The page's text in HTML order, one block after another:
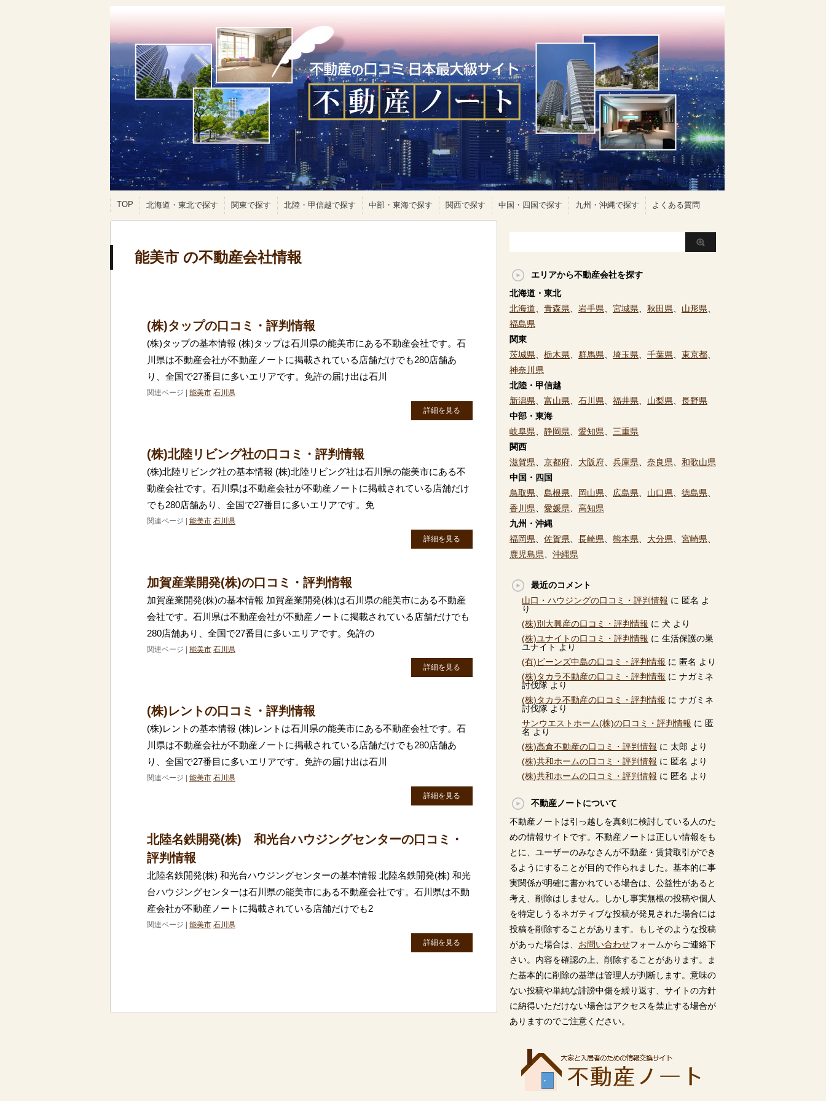
TOP 北海道・東北で探す 関東で探す 北陸・甲信越で探す 中部・東海で探す 関西で探す 中国・四国で探す 九州・沖縄で探す よくある質問
能美市 の不動産会社情報
(株)タップの口コミ・評判情報
(株)タップの基本情報 (株)タップは石川県の能美市にある不動産会社です。石
川県は不動産会社が不動産ノートに掲載されている店舗だけでも280店舗あ
り、全国で27番目に多いエリアです。免許の届け出は石川
関連ページ | 能美市 石川県
詳細を見る
(株)北陸リビング社の口コミ・評判情報
(株)北陸リビング社の基本情報 (株)北陸リビング社は石川県の能美市にある不
動産会社です。石川県は不動産会社が不動産ノートに掲載されている店舗だけ
でも280店舗あり、全国で27番目に多いエリアです。免
関連ページ | 能美市 石川県
詳細を見る
加賀産業開発(株)の口コミ・評判情報
加賀産業開発(株)の基本情報 加賀産業開発(株)は石川県の能美市にある不動産
会社です。石川県は不動産会社が不動産ノートに掲載されている店舗だけでも
280店舗あり、全国で27番目に多いエリアです。免許の
関連ページ | 能美市 石川県
詳細を見る
(株)レントの口コミ・評判情報
(株)レントの基本情報 (株)レントは石川県の能美市にある不動産会社です。石
川県は不動産会社が不動産ノートに掲載されている店舗だけでも280店舗あ
り、全国で27番目に多いエリアです。免許の届け出は石川
関連ページ | 能美市 石川県
詳細を見る
北陸名鉄開発(株) 和光台ハウジングセンターの口コミ・
評判情報
北陸名鉄開発(株) 和光台ハウジングセンターの基本情報 北陸名鉄開発(株) 和光
台ハウジングセンターは石川県の能美市にある不動産会社です。石川県は不動
産会社が不動産ノートに掲載されている店舗だけでも2
関連ページ | 能美市 石川県
詳細を見る
エリアから不動産会社を探す
北海道・東北
北海道
青森県 岩手県 宮城県 秋田県 山形県
福島県
関東
茨城県
栃木県 群馬県 埼玉県 千葉県 東京都
神奈川県
北陸・甲信越
新潟県
富山県 石川県 福井県 山梨県
長野県
中部・東海
岐阜県
静岡県 愛知県
三重県
関西
滋賀県
京都府 大阪府 兵庫県 奈良県
和歌山県
中国・四国
鳥取県
島根県 岡山県 広島県 山口県 徳島県
香川県
愛媛県
高知県
九州・沖縄
福岡県
佐賀県 長崎県 熊本県 大分県 宮崎県
鹿児島県
沖縄県
最近のコメント
山口・ハウジングの口コミ・評判情報 に 匿名 よ
り
(株)別大興産の口コミ・評判情報 に 犬 より
(株)ユナイトの口コミ・評判情報 に 生活保護の巣
ユナイト より
(有)ビーンズ中島の口コミ・評判情報 に 匿名 より
(株)タカラ不動産の口コミ・評判情報 に ナガミネ
討伐隊 より
(株)タカラ不動産の口コミ・評判情報 に ナガミネ
討伐隊 より
サンウエストホーム(株)の口コミ・評判情報 に 匿
名 より
(株)高倉不動産の口コミ・評判情報 に 太郎 より
(株)共和ホームの口コミ・評判情報 に 匿名 より
(株)共和ホームの口コミ・評判情報 に 匿名 より
不動産ノートについて
不動産ノートは引っ越しを真剣に検討している人のた
めの情報サイトです。不動産ノートは正しい情報をも
とに、ユーザーのみなさんが不動産・賃貸取引ができ
るようにすることが目的で作られました。基本的に事
実関係が明確に書かれている場合は、公益性があると
考え、削除はしません。しかし事実無根の投稿や個人
を特定しうるネガティブな投稿が発見された場合には
投稿を削除することがあります。もしそのような投稿
があった場合は、 お問い合わせフォームからご連絡下
さい。内容を確認の上、削除することがあります。ま
た基本的に削除の基準は管理人が判断します。意味の
ない投稿や単純な誹謗中傷を繰り返す、サイトの方針
に納得いただけない場合はアクセスを禁止する場合が
ありますのでご注意ください。